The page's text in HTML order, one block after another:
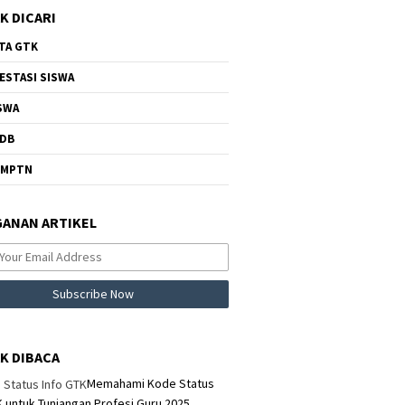
DICARI
GTK
SISWA
ARTIKEL
DIBACA
Memahami Kode Status